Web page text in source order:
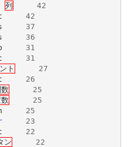
列
42
42
37
36
31
31
ト
27
26
25
25
25
23
22
ン
22